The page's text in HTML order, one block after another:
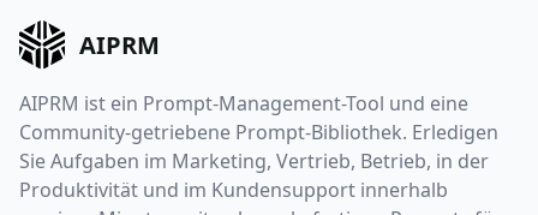
AIPRM
AIPRM ist ein Prompt-Management-Tool und eine
Community-getriebene Prompt-Bibliothek. Erledigen
Sie Aufgaben im Marketing, Vertrieb, Betrieb, in der
Produktivität und im Kundensupport innerhalb